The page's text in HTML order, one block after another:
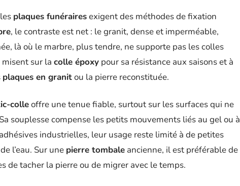
plaques funérairesexigent des méthodes de fixation
, le contraste est net : le granit, dense et imperméable,
là où le marbre, plus tendre, ne supporte pas les colles
sur la colle époxy pour sa résistance aux saisons et à
plaques en granitou la pierre reconstituée.
colleoffre une tenue fiable, surtout sur les surfaces qui ne
souplesse compense les petits mouvements liés au gel ou à
industrielles, leur usage reste limité à de petites
l’eau. Sur une pierre tombale ancienne, il est préférable de
de tacher la pierre ou de migrer avec le temps.